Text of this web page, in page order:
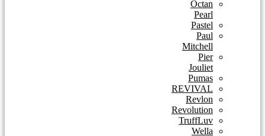
Octan
Pearl
Pastel
Paul
Mitchell
Pier
Jouliet
Pumas
REVIVAL
Revlon
Revolution
TruffLuv
Wella